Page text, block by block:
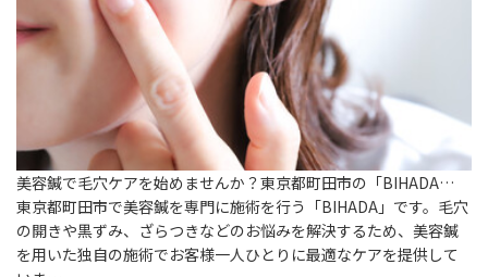
美容鍼で毛穴ケアを始めませんか？東京都町田市の「BIHADA…
東京都町田市で美容鍼を専門に施術を行う「BIHADA」です。毛穴
の開きや黒ずみ、ざらつきなどのお悩みを解決するため、美容鍼
を用いた独自の施術でお客様一人ひとりに最適なケアを提供して